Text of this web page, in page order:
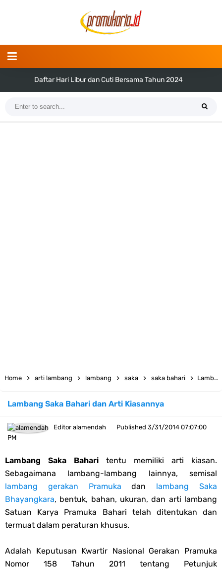
Daftar Hari Libur dan Cuti Bersama Tahun 2024
Tema dan Logo Hari Pramuka ke-62 Tahun 2023 (Png dan Vektor)
Edaran Karya Bakti Pramuka pada Idul Fitri 2023
Tema dan Logo HUT Ke-75 Kemerdekaan RI Tahun 2020
Edaran Kwarnas Tentang Hari Bapak Pramuka Indonesia
12 April, Hari Bapak Pramuka Indonesia
Home arti lambang lambang saka saka bahari Lambang Saka Bahari dan Arti Kiasannya
Lambang Saka Bahari dan Arti Kiasannya
Editor alamendah Published 3/31/2014 07:07:00
PM
Lambang Saka Bahari tentu memiliki arti kiasan.
Sebagaimana lambang-lambang lainnya, semisal
lambang gerakan Pramuka dan lambang Saka
Bhayangkara, bentuk, bahan, ukuran, dan arti lambang
Satuan Karya Pramuka Bahari telah ditentukan dan
termuat dalam peraturan khusus.
Adalah Keputusan Kwartir Nasional Gerakan Pramuka
Nomor 158 Tahun 2011 tentang Petunjuk